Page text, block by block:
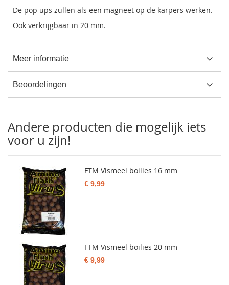
De pop ups zullen als een magneet op de karpers werken.
Ook verkrijgbaar in 20 mm.
Meer informatie
Beoordelingen
Andere producten die mogelijk iets
voor u zijn!
FTM Vismeel boilies 16 mm
€ 9,99
FTM Vismeel boilies 20 mm
€ 9,99